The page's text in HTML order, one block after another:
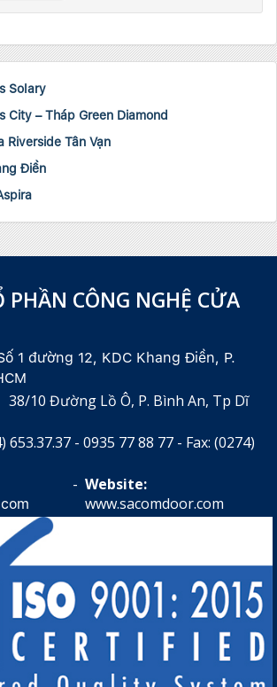
Solary
City – Tháp Green Diamond
Riverside Tân Vạn
Điền
PHẦN CÔNG NGHỆ CỬA
1 đường 12, KDC Khang Điền, P.
Đường Lồ Ô, P. Bình An, Tp Dĩ
653.37.37 - 0935 77 88 77 - Fax: (0274)
- Website:
www.sacomdoor.com